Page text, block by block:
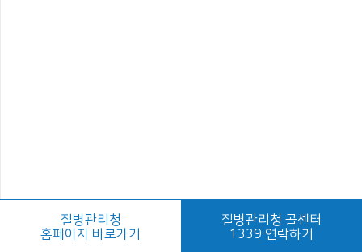
질병관리청
홈페이지 바로가기
질병관리청 콜센터
1339 연락하기